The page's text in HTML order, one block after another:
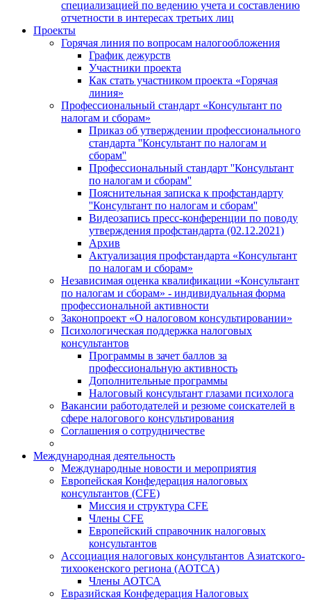
специализацией по ведению учета и составлению
отчетности в интересах третьих лиц
Проекты
Горячая линия по вопросам налогообложения
График дежурств
Участники проекта
Как стать участником проекта «Горячая
линия»
Профессиональный стандарт «Консультант по
налогам и сборам»
Приказ об утверждении профессионального
стандарта ''Консультант по налогам и
сборам''
Профессиональный стандарт ''Консультант
по налогам и сборам''
Пояснительная записка к профстандарту
''Консультант по налогам и сборам''
Видеозапись пресс-конференции по поводу
утверждения профстандарта (02.12.2021)
Архив
Актуализация профстандарта «Консультант
по налогам и сборам»
Независимая оценка квалификации «Консультант
по налогам и сборам» - индивидуальная форма
профессиональной активности
Законопроект «О налоговом консультировании»
Психологическая поддержка налоговых
консультантов
Программы в зачет баллов за
профессиональную активность
Дополнительные программы
Налоговый консультант глазами психолога
Вакансии работодателей и резюме соискателей в
сфере налогового консультирования
Соглашения о сотрудничестве
Международная деятельность
Международные новости и мероприятия
Европейская Конфедерация налоговых
консультантов (CFE)
Миссия и структура CFE
Члены CFE
Европейский справочник налоговых
консультантов
Ассоциация налоговых консультантов Азиатского-
тихоокенского региона (АОТСА)
Члены АОТСА
Евразийская Конфедерация Налоговых